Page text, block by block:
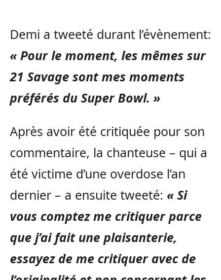
Demi a tweeté durant l’évènement:
« Pour le moment, les mêmes sur
21 Savage sont mes moments
préférés du Super Bowl. »
Après avoir été critiquée pour son
commentaire, la chanteuse – qui a
été victime d’une overdose l’an
dernier – a ensuite tweeté: « Si
vous comptez me critiquer parce
que j’ai fait une plaisanterie,
essayez de me critiquer avec de